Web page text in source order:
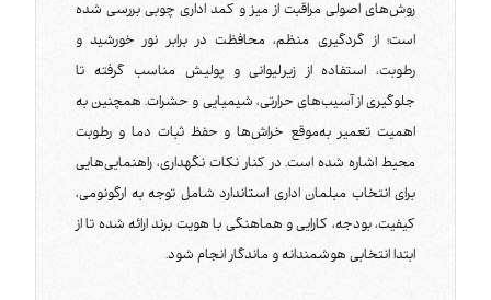
روش‌های اصولی مراقبت از میز و کمد اداری چوبی بررسی شده
است؛ از گردگیری منظم، محافظت در برابر نور خورشید و
رطوبت، استفاده از زیرلیوانی و پولیش مناسب گرفته تا
جلوگیری از آسیب‌های حرارتی، شیمیایی و حشرات. همچنین به
اهمیت تعمیر به‌موقع خراش‌ها و حفظ ثبات دما و رطوبت
محیط اشاره شده است. در کنار نکات نگهداری، راهنمایی‌هایی
برای انتخاب مبلمان اداری استاندارد شامل توجه به ارگونومی،
کیفیت، بودجه، کارایی و هماهنگی با هویت برند ارائه شده تا از
ابتدا انتخابی هوشمندانه و ماندگار انجام شود.